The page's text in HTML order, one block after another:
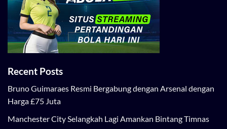
Recent Posts
Bruno Guimaraes Resmi Bergabung dengan Arsenal dengan
Harga £75 Juta
Manchester City Selangkah Lagi Amankan Bintang Timnas